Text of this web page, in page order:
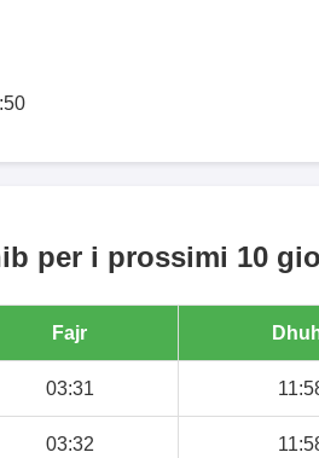
per i prossimi 10
Fajr
03:31
03:32